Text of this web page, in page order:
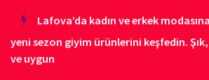
Lafova’da kadın ve erkek
yeni sezon giyim ürünlerini keşfedin.
ve uygun